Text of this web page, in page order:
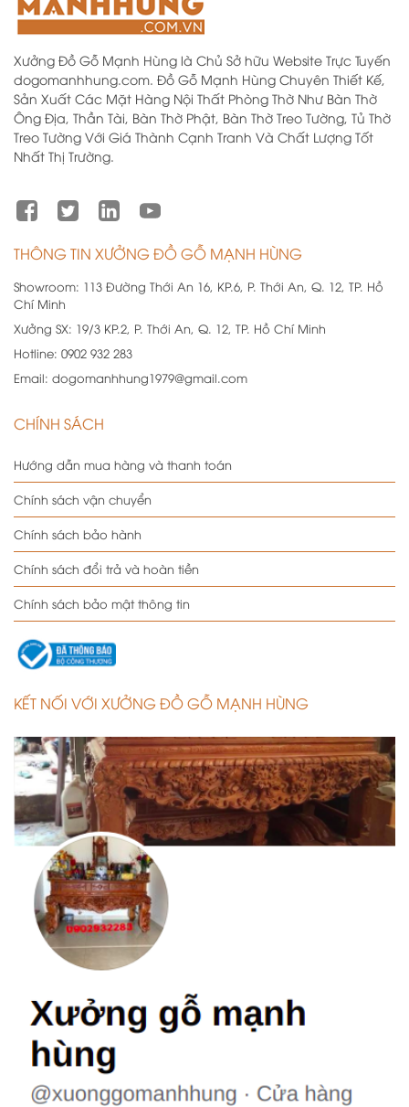
Xưởng Đồ Gỗ Mạnh Hùng là Chủ Sở hữu Website Trực Tuyến
dogomanhhung.com. Đồ Gỗ Mạnh Hùng Chuyên Thiết Kế,
Sản Xuất Các Mặt Hàng Nội Thất Phòng Thờ Như Bàn Thờ
Ông Địa, Thần Tài, Bàn Thờ Phật, Bàn Thờ Treo Tường, Tủ Thờ
Treo Tường Với Giá Thành Cạnh Tranh Và Chất Lượng Tốt
Nhất Thị Trường.
THÔNG TIN XƯỞNG ĐỒ GỖ MẠNH HÙNG
Showroom: 113 Đường Thới An 16, KP.6, P. Thới An, Q. 12, TP. Hồ
Chí Minh
Xưởng SX: 19/3 KP.2, P. Thới An, Q. 12, TP. Hồ Chí Minh
Hotline: 0902 932 283
Email: dogomanhhung1979@gmail.com
CHÍNH SÁCH
Hướng dẫn mua hàng và thanh toán
Chính sách vận chuyển
Chính sách bảo hành
Chính sách đổi trả và hoàn tiền
Chính sách bảo mật thông tin
KẾT NỐI VỚI XƯỞNG ĐỒ GỖ MẠNH HÙNG